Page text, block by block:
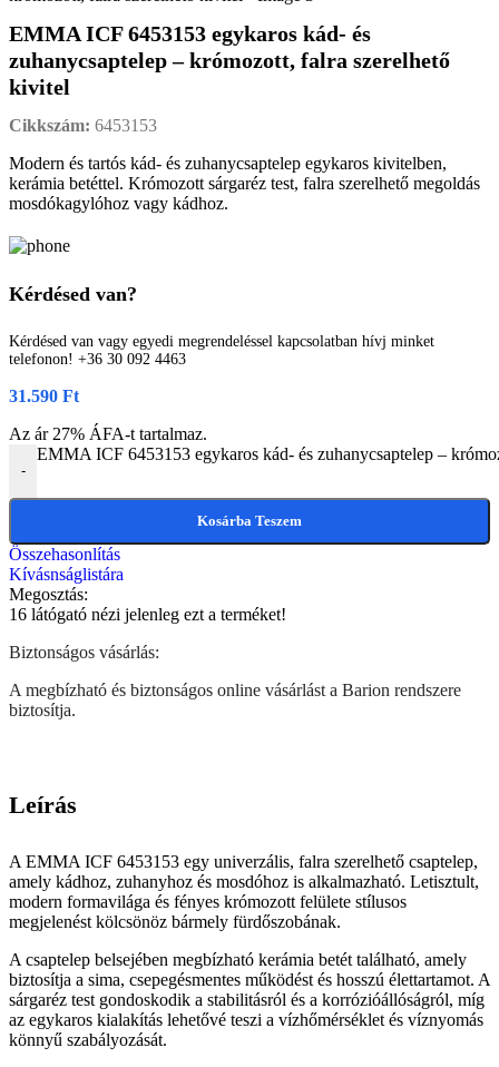
EMMA ICF 6453153 egykaros kád- és
zuhanycsaptelep – krómozott, falra szerelhető
kivitel
Cikkszám: 6453153
Modern és tartós kád- és zuhanycsaptelep egykaros kivitelben,
kerámia betéttel. Krómozott sárgaréz test, falra szerelhető megoldás
mosdókagylóhoz vagy kádhoz.
Kérdésed van?
Kérdésed van vagy egyedi megrendeléssel kapcsolatban hívj minket
telefonon! +36 30 092 4463
31.590 Ft
Az ár 27% ÁFA-t tartalmaz.
-
EMMA ICF 6453153 egykaros kád- és zuhanycsaptelep –
Kosárba Teszem
Összehasonlítás
Kívásnságlistára
Megosztás:
16 látógató nézi jelenleg ezt a terméket!
Biztonságos vásárlás:
A megbízható és biztonságos online vásárlást a Barion rendszere
biztosítja.
Leírás
A EMMA ICF 6453153 egy univerzális, falra szerelhető csaptelep,
amely kádhoz, zuhanyhoz és mosdóhoz is alkalmazható. Letisztult,
modern formavilága és fényes krómozott felülete stílusos
megjelenést kölcsönöz bármely fürdőszobának.
A csaptelep belsejében megbízható kerámia betét található, amely
biztosítja a sima, csepegésmentes működést és hosszú élettartamot. A
sárgaréz test gondoskodik a stabilitásról és a korrózióállóságról, míg
az egykaros kialakítás lehetővé teszi a vízhőmérséklet és víznyomás
könnyű szabályozását.